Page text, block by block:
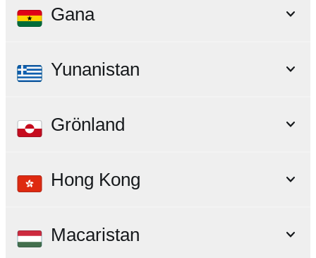
Gana
Yunanistan
Grönland
Hong Kong
Macaristan